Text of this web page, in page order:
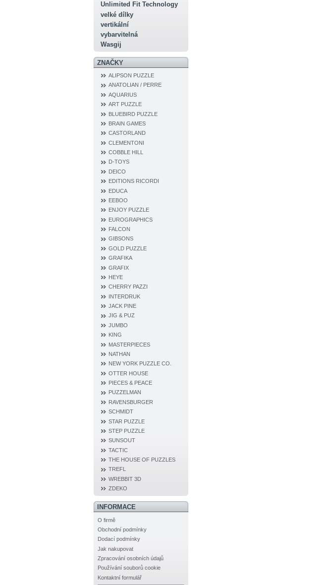
Unlimited Fit Technology
velké dílky
vertikální
vybarvitelná
Wasgij
ZNAČKY
ALIPSON PUZZLE
ANATOLIAN / PERRE
AQUARIUS
ART PUZZLE
BLUEBIRD PUZZLE
BRAIN GAMES
CASTORLAND
CLEMENTONI
COBBLE HILL
D‐TOYS
DEICO
EDITIONS RICORDI
EDUCA
EEBOO
ENJOY PUZZLE
EUROGRAPHICS
FALCON
GIBSONS
GOLD PUZZLE
GRAFIKA
GRAFIX
HEYE
CHERRY PAZZI
INTERDRUK
JACK PINE
JIG & PUZ
JUMBO
KING
MASTERPIECES
NATHAN
NEW YORK PUZZLE CO.
OTTER HOUSE
PIECES & PEACE
PUZZELMAN
RAVENSBURGER
SCHMIDT
STAR PUZZLE
STEP PUZZLE
SUNSOUT
TACTIC
THE HOUSE OF PUZZLES
TREFL
WREBBIT 3D
ZDEKO
INFORMACE
O firmě
Obchodní podmínky
Dodací podmínky
Jak nakupovat
Zpracování osobních údajů
Používání souborů cookie
Kontaktní formulář